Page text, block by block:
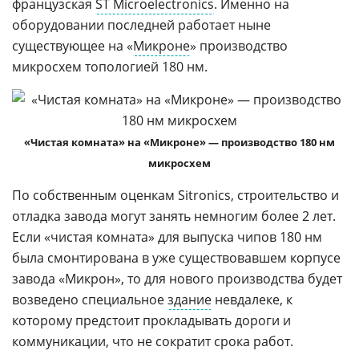
французская ST Microelectronics. Именно на
оборудовании последней работает ныне
существующее на «Микроне» производство
микросхем топологией 180 нм.
«Чистая комната» на «Микроне» — производство 180 нм
микросхем
По собственным оценкам Sitronics, строительство и
отладка завода могут занять немногим более 2 лет.
Если «чистая комната» для выпуска чипов 180 нм
была смонтирована в уже существовавшем корпусе
завода «Микрон», то для нового производства будет
возведено специальноездание невдалеке, к
которому предстоит прокладывать дороги и
коммуникации, что не сократит срока работ.